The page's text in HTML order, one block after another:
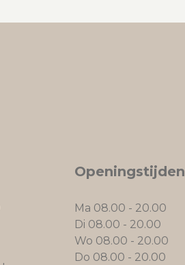
Openingstijden
Ma 08.00 - 20.00
Di 08.00 - 20.00
Wo 08.00 - 20.00
Do 08.00 - 20.00